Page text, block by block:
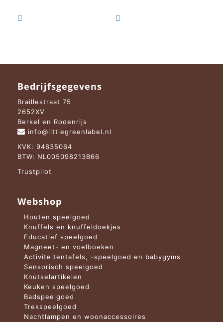
 
Bedrijfsgegevens
Braillestraat 75
2652XV
Berkel en Rodenrijs
info@littlegreenlabel.nl
KVK: 94635064
BTW: NL005098213B66
Trustpilot
Webshop
Houten speelgoed
Knuffels en knuffeldoekjes
Educatief speelgoed
Magneet- en voelboeken
Activiteitentafels, -speelgoed en babygyms
Sensorisch speelgoed
Knutselartikelen
Keuken speelgoed
Badspeelgoed
Trekspeelgoed
Nachtlampen en woonaccessoires